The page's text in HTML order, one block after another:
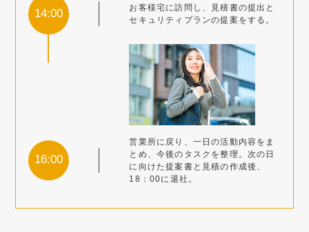
14:00
お客様宅に訪問し、見積書の提出と
セキュリティプランの提案をする。
16:00
営業所に戻り、一日の活動内容をま
とめ、今後のタスクを整理。次の日
に向けた提案書と見積の作成後、
18：00に退社。